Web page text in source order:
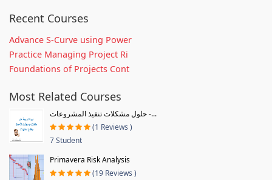
Recent Courses
Advance S-Curve using Power
Practice Managing Project Ri
Foundations of Projects Cont
Most Related Courses
حلول مشكلات تنفيذ المشروعات -...
(1 Reviews )
7 Student
Primavera Risk Analysis
(19 Reviews )